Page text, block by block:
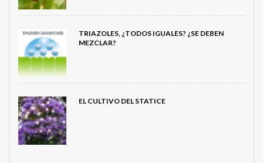
TRIAZOLES, ¿TODOS IGUALES? ¿SE DEBEN
MEZCLAR?
EL CULTIVO DEL STATICE